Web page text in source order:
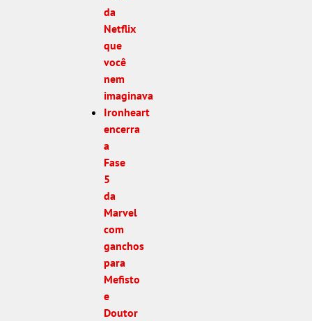
da
Netflix
que
você
nem
imaginava
Ironheart
encerra
a
Fase
5
da
Marvel
com
ganchos
para
Mefisto
e
Doutor